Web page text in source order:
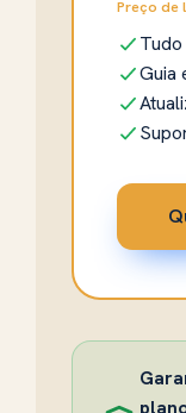
Preço de
Guia